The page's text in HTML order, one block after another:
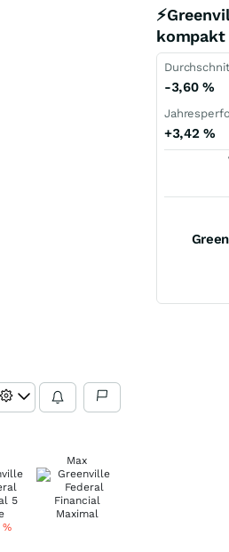
%
Max
kompakt
-3,60%
+3,42%